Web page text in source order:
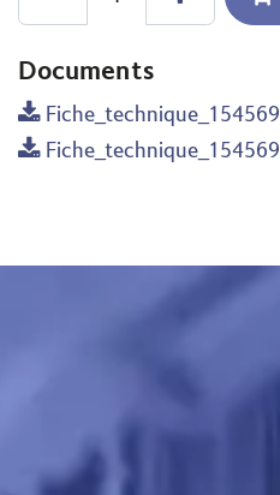
Documents